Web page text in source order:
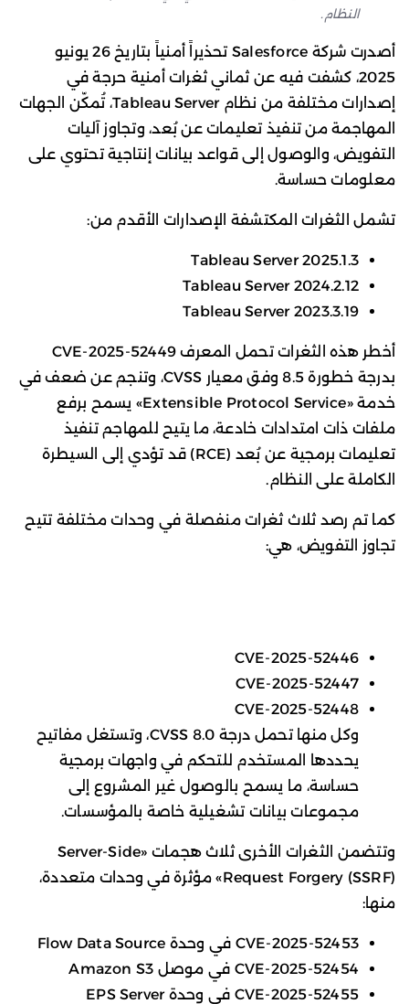
النظام.
أصدرت شركة Salesforce تحذيراً أمنياً بتاريخ 26 يونيو
2025، كشفت فيه عن ثماني ثغرات أمنية حرجة في
إصدارات مختلفة من نظام Tableau Server، تُمكّن الجهات
المهاجمة من تنفيذ تعليمات عن بُعد، وتجاوز آليات
التفويض، والوصول إلى قواعد بيانات إنتاجية تحتوي على
معلومات حساسة.
تشمل الثغرات المكتشفة الإصدارات الأقدم من:
Tableau Server 2025.1.3
Tableau Server 2024.2.12
Tableau Server 2023.3.19
أخطر هذه الثغرات تحمل المعرف CVE-2025-52449
بدرجة خطورة 8.5 وفق معيار CVSS، وتنجم عن ضعف في
خدمة «Extensible Protocol Service» يسمح برفع
ملفات ذات امتدادات خادعة، ما يتيح للمهاجم تنفيذ
تعليمات برمجية عن بُعد (RCE) قد تؤدي إلى السيطرة
الكاملة على النظام.
كما تم رصد ثلاث ثغرات منفصلة في وحدات مختلفة تتيح
تجاوز التفويض، هي:
CVE-2025-52446
CVE-2025-52447
CVE-2025-52448
وكل منها تحمل درجة CVSS 8.0، وتستغل مفاتيح
يحددها المستخدم للتحكم في واجهات برمجية
حساسة، ما يسمح بالوصول غير المشروع إلى
مجموعات بيانات تشغيلية خاصة بالمؤسسات.
وتتضمن الثغرات الأخرى ثلاث هجمات «Server-Side
Request Forgery (SSRF)» مؤثرة في وحدات متعددة،
منها:
CVE-2025-52453 في وحدة Flow Data Source
CVE-2025-52454 في موصل Amazon S3
CVE-2025-52455 في وحدة EPS Server